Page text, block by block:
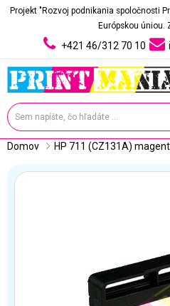
Projekt "Rozvoj podnikania spoločnosti
Európskou úniou.
+421 46/312 70 10
Domov HP 711 (CZ131A)